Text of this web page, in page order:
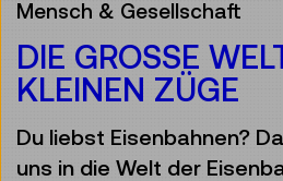
Mensch & Gesellschaft
DIE GROSSE WELT
LEINEN ZÜGE
Du liebst Eisenbahnen?
uns in die Welt der